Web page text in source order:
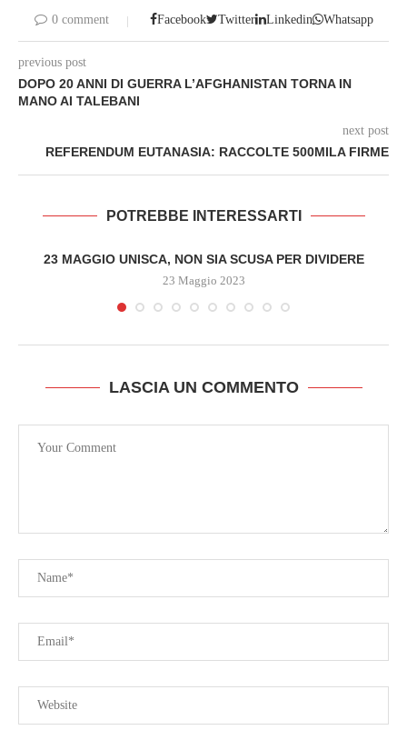
0 comment Facebook Twitter Linkedin Whatsapp
previous post
DOPO 20 ANNI DI GUERRA L’AFGHANISTAN TORNA IN
MANO AI TALEBANI
next post
REFERENDUM EUTANASIA: RACCOLTE 500MILA FIRME
POTREBBE INTERESSARTI
23 MAGGIO UNISCA, NON SIA SCUSA PER DIVIDERE
23 Maggio 2023
LASCIA UN COMMENTO